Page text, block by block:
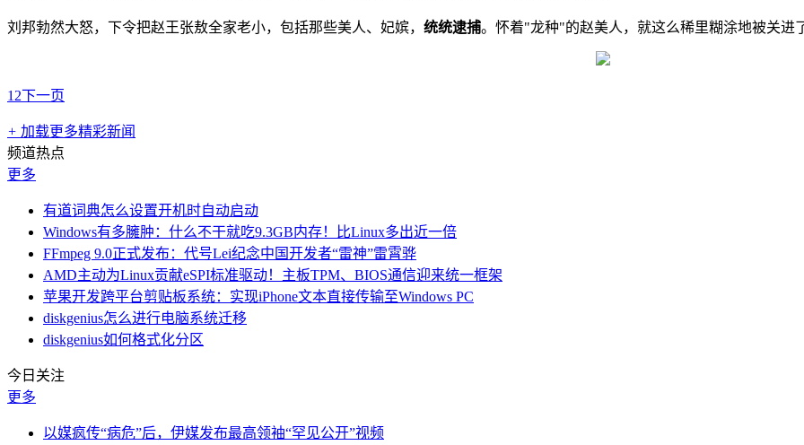
刘邦勃然大怒，下令把赵王张敖全家老小，包括那些美人、妃嫔， 统统逮捕。怀着"龙种"的赵美人，就这么稀里糊涂地被关进
1 2下一页
+ 加载更多精彩新闻
频道热点
更多
有道词典怎么设置开机时自动启动
Windows有多臃肿：什么不干就吃9.3GB内存！比Linux多出近一倍
FFmpeg 9.0正式发布：代号Lei纪念中国开发者“雷神”雷霄骅
AMD主动为Linux贡献eSPI标准驱动！主板TPM、BIOS通信迎来统一框架
苹果开发跨平台剪贴板系统：实现iPhone文本直接传输至Windows PC
diskgenius怎么进行电脑系统迁移
diskgenius如何格式化分区
今日关注
更多
以媒疯传“病危”后，伊媒发布最高领袖“罕见公开”视频